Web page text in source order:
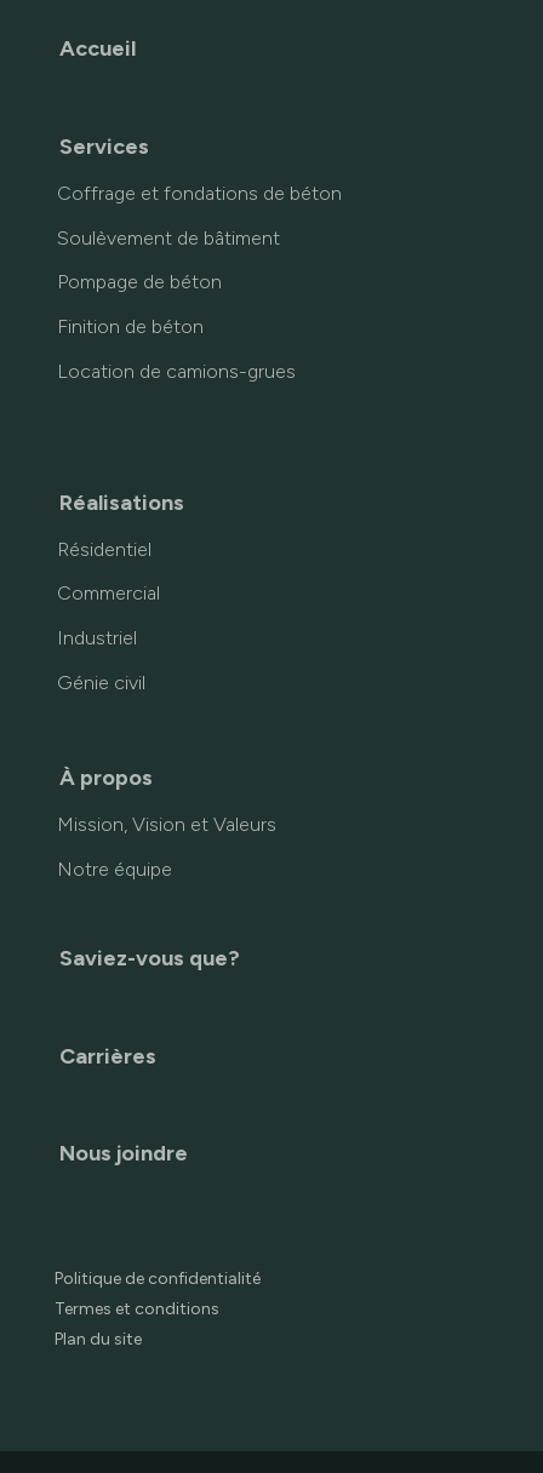
Accueil
Services
Coffrage et fondations de béton
Soulèvement de bâtiment
Pompage de béton
Finition de béton
Location de camions-grues
Réalisations
Résidentiel
Commercial
Industriel
Génie civil
À propos
Mission, Vision et Valeurs
Notre équipe
Saviez-vous que?
Carrières
Nous joindre
Politique de confidentialité
Termes et conditions
Plan du site